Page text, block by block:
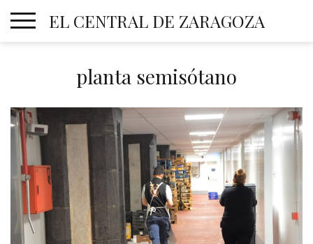
EL CENTRAL DE ZARAGOZA
planta semisótano